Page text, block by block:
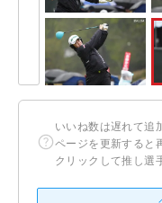
いいね数は遅れて追
ページを更新すると
クリックして推し選